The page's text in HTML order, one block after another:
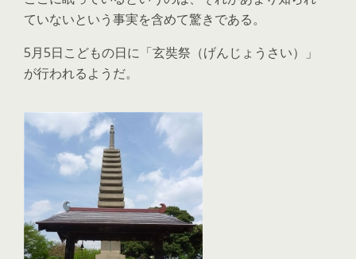
ていないという事実を含めて驚きである。
5月5日こどもの日に「玄奘祭（げんじょうさい）」
が行われるようだ。